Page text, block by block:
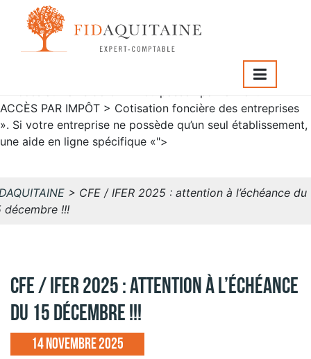
Consulter > Avis C.F.E », puis cliquez sur « Accès aux avis
de CFE » ou passez par le menu « ACCÈS PAR IMPÔT >
Cotisation foncière des entreprises ». Si votre entreprise
ne possède qu’un seul établissement, une aide en ligne
Consulter > Avis C.F.E », puis cliquez sur
« Accès aux avis de CFE » ou passez par le menu «
ACCÈS PAR IMPÔT > Cotisation foncière des entreprises
». Si votre entreprise ne possède qu’un seul établissement,
une aide en ligne spécifique «">
> CFE / IFER 2025 : attention à l’échéance du
décembre !!!
CFE / IFER 2025 : attention à l’échéance
du 15 décembre !!!
14 novembre 2025